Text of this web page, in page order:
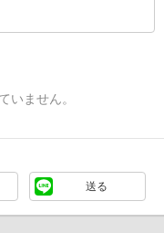
いません。
送る